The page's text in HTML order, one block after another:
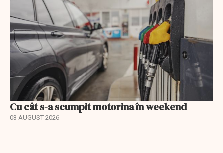
Cu cât s-a scumpit motorina în weekend
03 AUGUST 2026